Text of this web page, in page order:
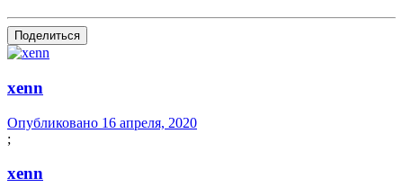
Поделиться
xenn
Опубликовано 16 апреля, 2020
;
xenn